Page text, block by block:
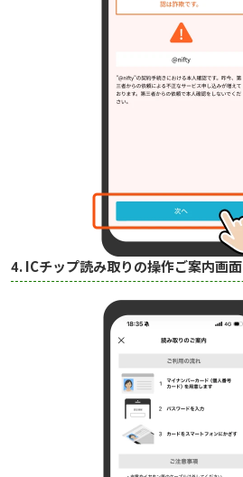
4. ICチップ読み取りの操作ご案内画面